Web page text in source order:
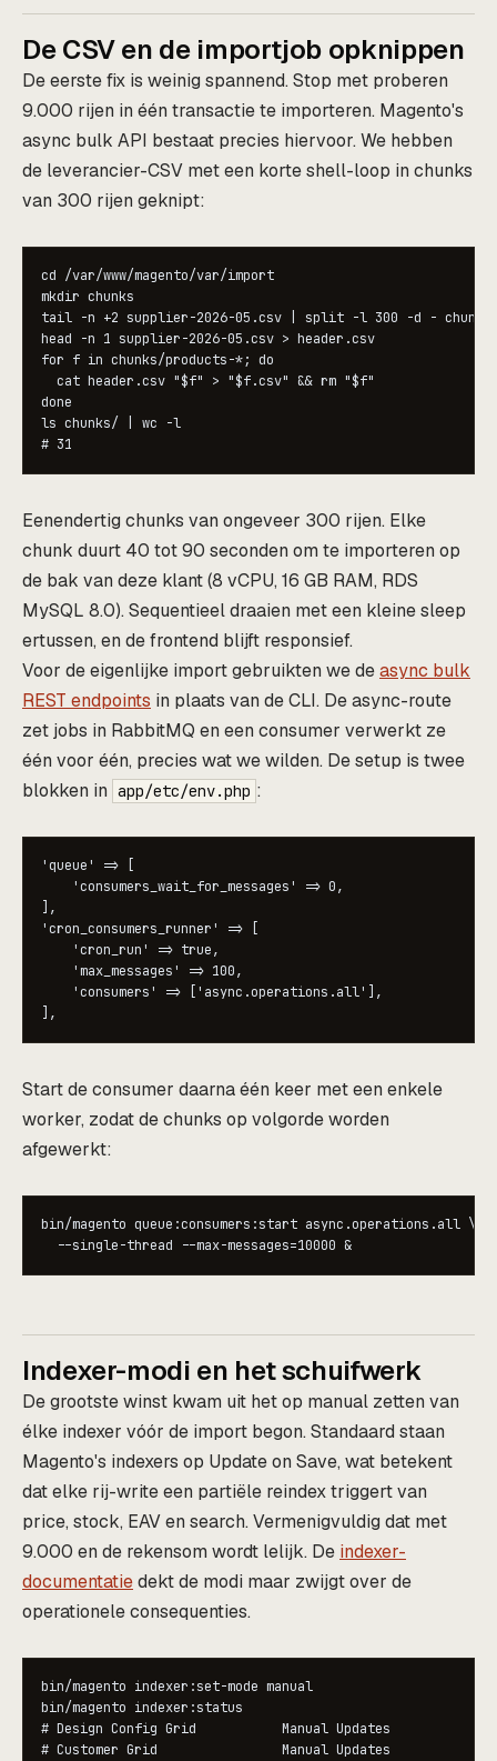
De CSV en de importjob opknippen
De eerste fix is weinig spannend. Stop met proberen
9.000 rijen in één transactie te importeren. Magento's
async bulk API bestaat precies hiervoor. We hebben
de leverancier-CSV met een korte shell-loop in chunks
van 300 rijen geknipt:
cd /var/www/magento/var/import
mkdir chunks
tail -n +2 supplier-2026-05.csv | split -l 300 -d - chunks/
head -n 1 supplier-2026-05.csv > header.csv
for f in chunks/products-*; do
  cat header.csv "$f" > "$f.csv" && rm "$f"
done
ls chunks/ | wc -l
# 31
Eenendertig chunks van ongeveer 300 rijen. Elke
chunk duurt 40 tot 90 seconden om te importeren op
de bak van deze klant (8 vCPU, 16 GB RAM, RDS
MySQL 8.0). Sequentieel draaien met een kleine sleep
ertussen, en de frontend blijft responsief.
Voor de eigenlijke import gebruikten we deasync bulk
REST endpoints in plaats van de CLI. De async-route
zet jobs in RabbitMQ en een consumer verwerkt ze
één voor één, precies wat we wilden. De setup is twee
blokken in app/etc/env.php :
'queue' => [
    'consumers_wait_for_messages' => 0,
],
'cron_consumers_runner' => [
    'cron_run' => true,
    'max_messages' => 100,
    'consumers' => ['async.operations.all'],
],
Start de consumer daarna één keer met een enkele
worker, zodat de chunks op volgorde worden
afgewerkt:
bin/magento queue:consumers:start async.operations.all \
  --single-thread --max-messages=10000 &
Indexer-modi en het schuifwerk
De grootste winst kwam uit het op manual zetten van
élke indexer vóór de import begon. Standaard staan
Magento's indexers op Update on Save, wat betekent
dat elke rij-write een partiële reindex triggert van
price, stock, EAV en search. Vermenigvuldig dat met
9.000 en de rekensom wordt lelijk. De indexer-
documentatiedekt de modi maar zwijgt over de
operationele consequenties.
bin/magento indexer:set-mode manual
bin/magento indexer:status
# Design Config Grid           Manual Updates
# Customer Grid                Manual Updates